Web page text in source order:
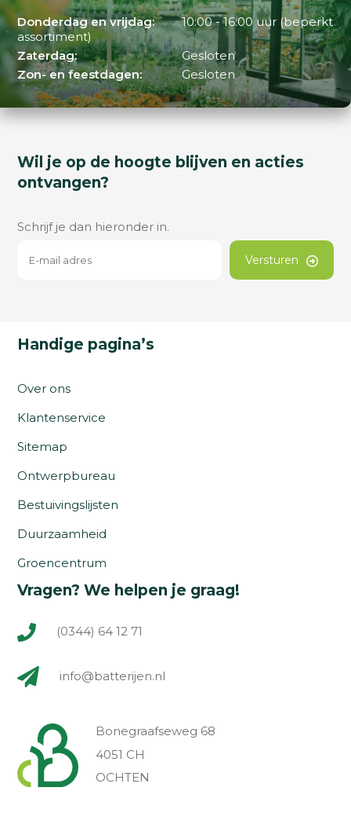
Donderdag en vrijdag:
10:00 - 16:00 uur (beperkt
assortiment)
Zaterdag:
Gesloten
Zon- en feestdagen:
Gesloten
Wil je op de hoogte blijven en acties
ontvangen?
Schrijf je dan hieronder in.
Versturen
Handige pagina’s
Over ons
Klantenservice
Sitemap
Ontwerpbureau
Bestuivingslijsten
Duurzaamheid
Groencentrum
Vragen? We helpen je graag!
(0344) 64 12 71
info@batterijen.nl
Bonegraafseweg 68
4051 CH
OCHTEN